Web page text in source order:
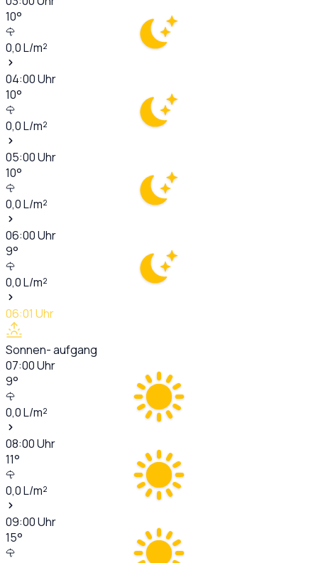
10°
0,0L/m²
04:00Uhr
10°
0,0L/m²
05:00Uhr
10°
0,0L/m²
06:00Uhr
9°
0,0L/m²
06:01 Uhr
Sonnen- aufgang
07:00Uhr
9°
0,0L/m²
08:00Uhr
11°
0,0L/m²
09:00Uhr
15°